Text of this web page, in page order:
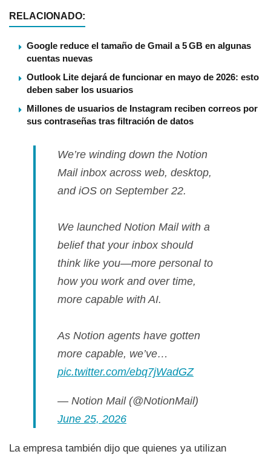
RELACIONADO:
Google reduce el tamaño de Gmail a 5 GB en algunas
cuentas nuevas
Outlook Lite dejará de funcionar en mayo de 2026: esto
deben saber los usuarios
Millones de usuarios de Instagram reciben correos por
sus contraseñas tras filtración de datos
We’re winding down the Notion
Mail inbox across web, desktop,
and iOS on September 22.
We launched Notion Mail with a
belief that your inbox should
think like you—more personal to
how you work and over time,
more capable with AI.
As Notion agents have gotten
more capable, we’ve…
pic.twitter.com/ebq7jWadGZ
— Notion Mail (@NotionMail)
June 25, 2026
La empresa también dijo que quienes ya utilizan